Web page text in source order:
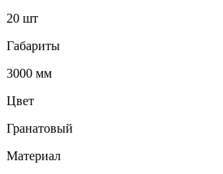
20 шт
Габариты
3000 мм
Цвет
Гранатовый
Материал